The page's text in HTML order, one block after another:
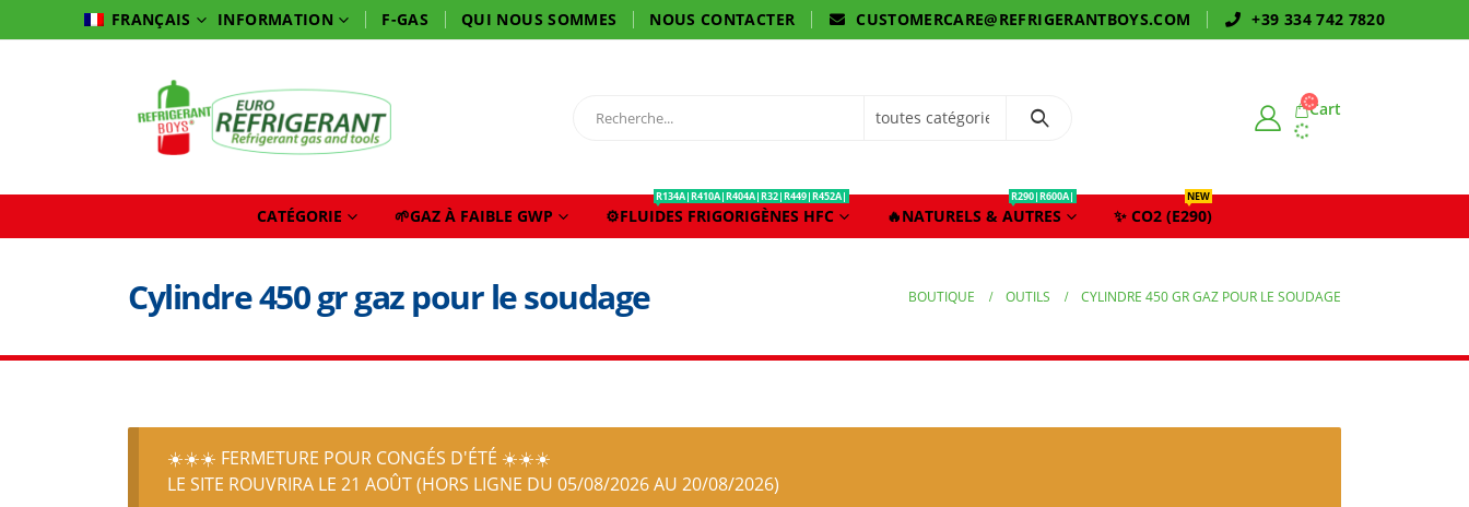
FRANÇAIS INFORMATION F-GAS QUI NOUS SOMMES NOUS CONTACTER CUSTOMERCARE@REFRIGERANTBOYS.COM +39 334 742 7820
Cart
CATÉGORIE 🌱GAZ À FAIBLE GWP ⚙️FLUIDES FRIGORIGÈNES HFC
R134A|R410A|R404A|R32|R449|R452A|
🔥NATURELS & AUTRES
R290|R600A|
✨ CO2 (E290)
NEW
Cylindre 450 gr gaz pour le soudage BOUTIQUE OUTILS CYLINDRE 450 GR GAZ POUR LE SOUDAGE
☀️☀️☀️ FERMETURE POUR CONGÉS D'ÉTÉ ☀️☀️☀️
LE SITE ROUVRIRA LE 21 AOÛT (HORS LIGNE DU 05/08/2026 AU 20/08/2026)